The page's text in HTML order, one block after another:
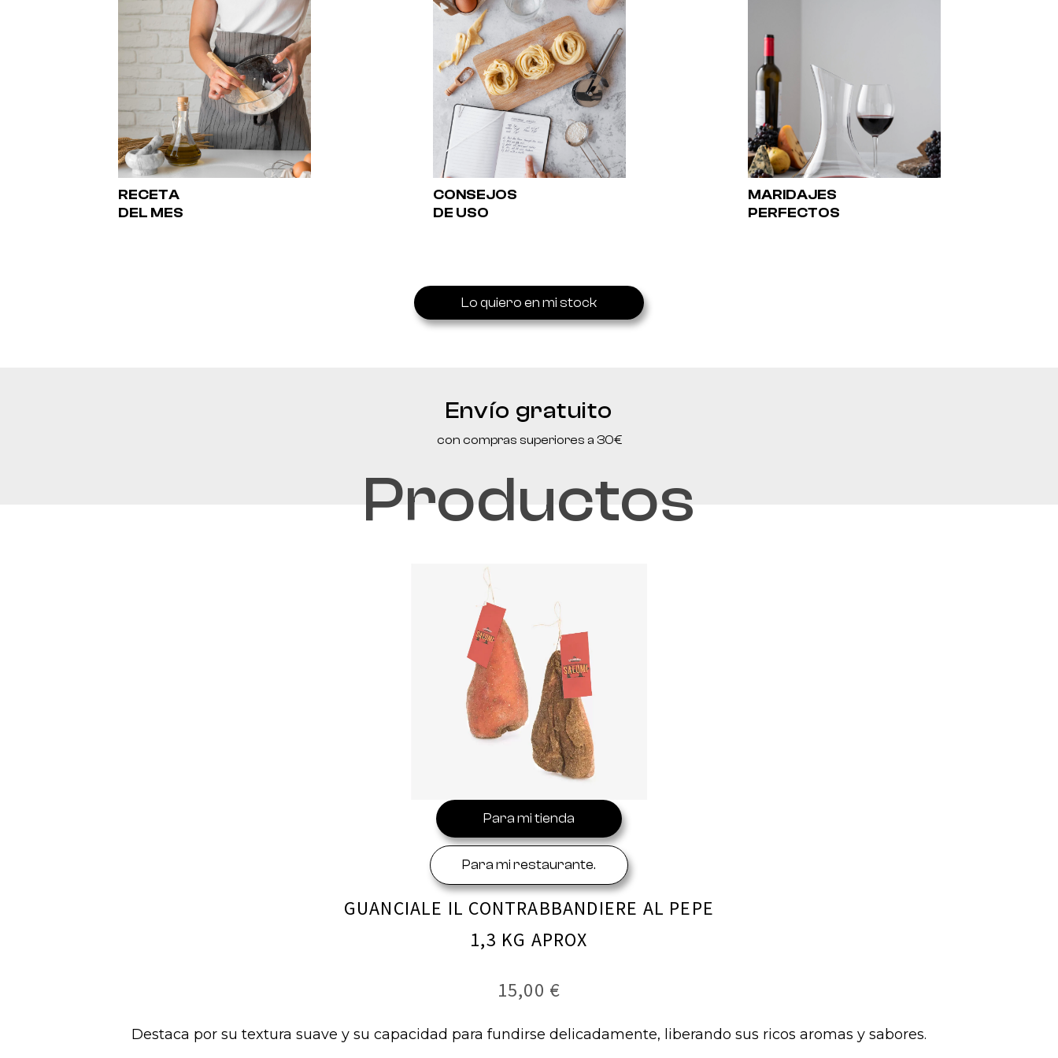
RECETA
DEL MES
CONSEJOS
DE USO
MARIDAJES
PERFECTOS
Lo quiero en mi stock
Envío gratuito
con compras superiores a 30€
Productos
Para mi tienda
Para mi restaurante.
GUANCIALE IL CONTRABBANDIERE AL PEPE
1,3 KG APROX
15,00 €
Destaca por su textura suave y su capacidad para fundirse delicadamente, liberando sus ricos aromas y sabores.